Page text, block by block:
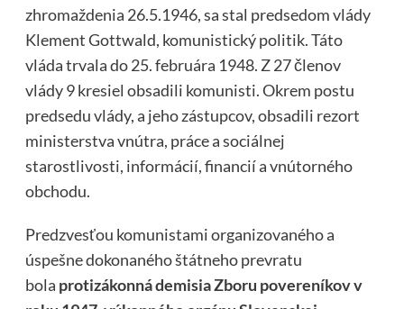
zhromaždenia 26.5.1946, sa stal predsedom vlády
Klement Gottwald, komunistický politik. Táto
vláda trvala do 25. februára 1948. Z 27 členov
vlády 9 kresiel obsadili komunisti. Okrem postu
predsedu vlády, a jeho zástupcov, obsadili rezort
ministerstva vnútra, práce a sociálnej
starostlivosti, informácií, financií a vnútorného
obchodu.
Predzvesťou komunistami organizovaného a
úspešne dokonaného štátneho prevratu
bola protizákonná demisia Zboru povereníkov v